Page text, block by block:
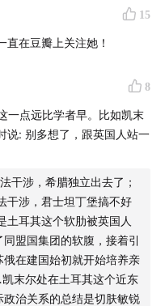
，书评人。（微博：
15
在豆瓣上关注她！
8
一点远比学者早。比如凯末
说: 别多想了，跟英国人站一
干涉，希腊独立出去了；
干涉，君士坦丁堡搞不好
土耳其这个软肋被英国人
盟国集团的软腹，接着引
在建国始初就开始培养亲
末尔处在土耳其这个近东
治关系的总结是切肤敏锐